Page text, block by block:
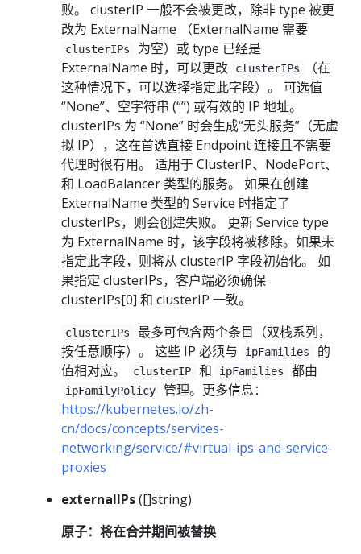
败。 clusterIP 一般不会被更改，除非 type 被更
改为 ExternalName （ExternalName 需要
clusterIPs
为空）或 type 已经是
ExternalName 时，可以更改
clusterIPs
（在
这种情况下，可以选择指定此字段）。 可选值
“None”、空字符串 (“”) 或有效的 IP 地址。
clusterIPs 为 “None” 时会生成“无头服务”（无虚
拟 IP），这在首选直接 Endpoint 连接且不需要
代理时很有用。 适用于 ClusterIP、NodePort、
和 LoadBalancer 类型的服务。 如果在创建
ExternalName 类型的 Service 时指定了
clusterIPs，则会创建失败。 更新 Service type
为 ExternalName 时，该字段将被移除。如果未
指定此字段，则将从 clusterIP 字段初始化。 如
果指定 clusterIPs，客户端必须确保
clusterIPs[0] 和 clusterIP 一致。
clusterIPs
最多可包含两个条目（双栈系列，
按任意顺序）。 这些 IP 必须与
ipFamilies
的
值相对应。
clusterIP 和 ipFamilies 都由
ipFamilyPolicy
管理。更多信息：
https://kubernetes.io/zh-
cn/docs/concepts/services-
networking/service/#virtual-ips-and-service-
proxies
externalIPs([]string)
原子：将在合并期间被替换